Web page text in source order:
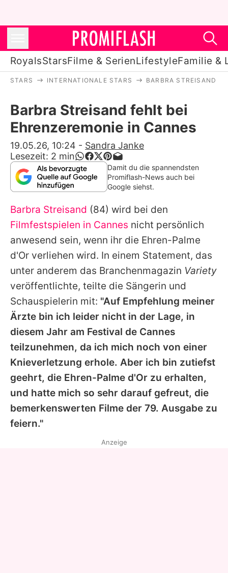
RoyalsStarsFilme & SerienLifestyleFamilie &
Stars
Filme & Serien
Lifestyle
Familie & Liebe
Alle Themen auf Promiflash
Jobs
App runterladen
Team
Redaktionelle Richtlinien
Impressum
Datenschutzerklärung
Nutzungsbedingungen
Utiq verwalten
STARS INTERNATIONALE STARS BARBRA STREISAND
Barbra Streisand fehlt bei
Ehrenzeremonie in Cannes
19.05.26, 10:24 - Sandra Janke
Lesezeit: 2 min
Damit du die spannendsten
Promiflash-News auch bei
Google siehst.
Barbra Streisand (84) wird bei den
Filmfestspielen in Cannes nicht persönlich
anwesend sein, wenn ihr die Ehren-Palme
d'Or verliehen wird. In einem Statement, das
unter anderem das Branchenmagazin Variety
veröffentlichte, teilte die Sängerin und
Schauspielerin mit: "Auf Empfehlung meiner
Ärzte bin ich leider nicht in der Lage, in
diesem Jahr am Festival de Cannes
teilzunehmen, da ich mich noch von einer
Knieverletzung erhole. Aber ich bin zutiefst
geehrt, die Ehren-Palme d'Or zu erhalten,
und hatte mich so sehr darauf gefreut, die
bemerkenswerten Filme der 79. Ausgabe zu
feiern."
Anzeige